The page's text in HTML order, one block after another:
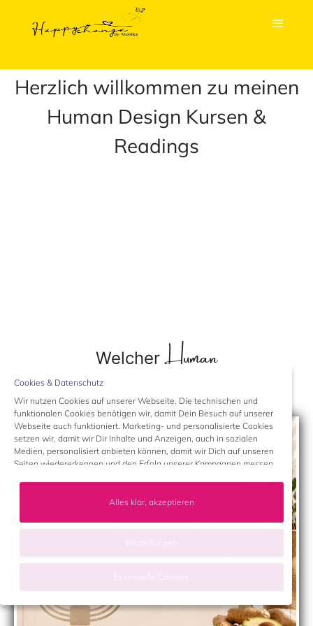
Herzlich willkommen zu meinen
Human Design Kursen &
Readings
Welcher Human
DesignErnährungstyp bist Du?
Cookies & Datenschutz
Wir nutzen Cookies auf unserer Webseite. Die technischen und
funktionalen Cookies benötigen wir, damit Dein Besuch auf unserer
Webseite auch funktioniert. Marketing- und personalisierte Cookies
setzen wir, damit wir Dir Inhalte und Anzeigen, auch in sozialen
Medien, personalisiert anbieten können, damit wir Dich auf unseren
Seiten wiedererkennen und den Erfolg unserer Kampagnen messen
Alles klar, akzeptieren
Einstellungen
Essentielle Cookies